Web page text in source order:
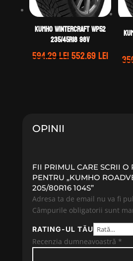
Kumho WINTERCRAFT WP52
235/45R18 98V
594.29leiPrețul
552.69leiPrețul
OPINII
FII PRIMUL CARE SCRII O
PENTRU „KUMHO
205/80R16 104S”
Adresa ta de email nu va fi
Câmpurile obligatorii sunt
RATING-UL TĂU
Recenzia dumneavoastră *